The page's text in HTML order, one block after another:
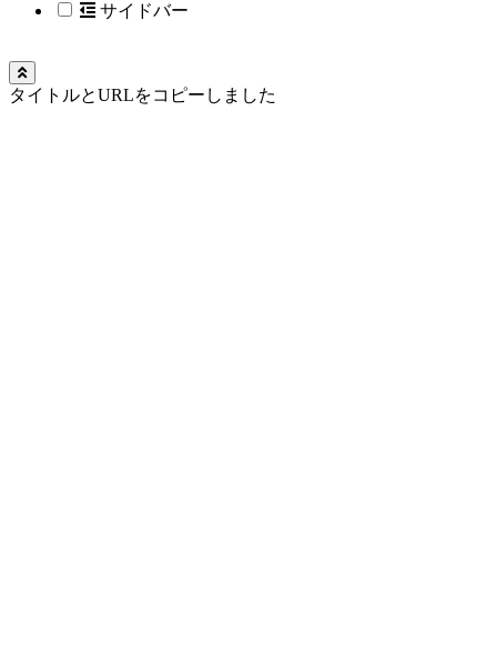
サイドバー
タイトルとURLをコピーしました